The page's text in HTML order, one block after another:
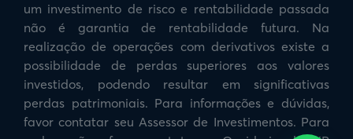
um investimento de risco e rentabilidade passada
não é garantia de rentabilidade futura. Na
realização de operações com derivativos existe a
possibilidade de perdas superiores aos valores
investidos, podendo resultar em significativas
perdas patrimoniais. Para informações e dúvidas,
favor contatar seu Assessor de Investimentos. Para